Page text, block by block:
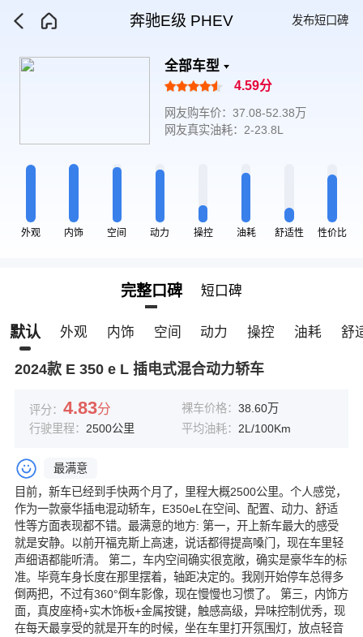
奔驰E级 PHEV 发布短口碑
全部车型
4.59分
网友购车价：37.08-52.38万
网友真实油耗：2-23.8L
外观 内饰 空间 动力 操控 油耗 舒适性 性价比
完整口碑 短口碑
默认 外观 内饰 空间 动力 操控 油耗 舒
2024款 E 350 e L 插电式混合动力轿车
评分： 4.83分 裸车价格： 38.60万
行驶里程： 2500公里 平均油耗： 2L/100Km
最满意
目前，新车已经到手快两个月了，里程大概2500公里。个人感觉，
作为一款豪华插电混动轿车，E350eL在空间、配置、动力、舒适
性等方面表现都不错。最满意的地方: 第一，开上新车最大的感受
就是安静。以前开福克斯上高速，说话都得提高嗓门，现在车里轻
声细语都能听清。 第二，车内空间确实很宽敞，确实是豪华车的标
准。毕竟车身长度在那里摆着，轴距决定的。我刚开始停车总得多
倒两把，不过有360°倒车影像，现在慢慢也习惯了。 第三，内饰方
面，真皮座椅+实木饰板+金属按键，触感高级，异味控制优秀，现
在每天最享受的就是开车的时候，坐在车里打开氛围灯，放点轻音